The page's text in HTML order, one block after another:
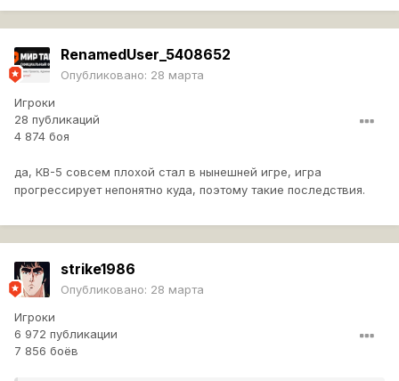
RenamedUser_5408652
Опубликовано: 28 марта
Игроки
28 публикаций
4 874 боя
да, КВ-5 совсем плохой стал в нынешней игре, игра
прогрессирует непонятно куда, поэтому такие последствия.
strike1986
Опубликовано: 28 марта
Игроки
6 972 публикации
7 856 боёв